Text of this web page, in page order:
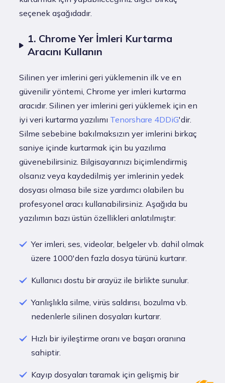
seçenek aşağıdadır.
1. Chrome Yer İmleri Kurtarma
Aracını Kullanın
Silinen yer imlerini geri yüklemenin ilk ve en
güvenilir yöntemi, Chrome yer imleri kurtarma
aracıdır. Silinen yer imlerini geri yüklemek için en
iyi veri kurtarma yazılımı Tenorshare 4DDiG'dir.
Silme sebebine bakılmaksızın yer imlerini birkaç
saniye içinde kurtarmak için bu yazılıma
güvenebilirsiniz. Bilgisayarınızı biçimlendirmiş
olsanız veya kaydedilmiş yer imlerinin yedek
dosyası olmasa bile size yardımcı olabilen bu
profesyonel aracı kullanabilirsiniz. Aşağıda bu
yazılımın bazı üstün özellikleri anlatılmıştır:
Yer imleri, ses, videolar, belgeler vb. dahil olmak
üzere 1000'den fazla dosya türünü kurtarır.
Kullanıcı dostu bir arayüz ile birlikte sunulur.
Yanlışlıkla silme, virüs saldırısı, bozulma vb.
nedenlerle silinen dosyaları kurtarır.
Hızlı bir iyileştirme oranı ve başarı oranına
sahiptir.
Kayıp dosyaları taramak için gelişmiş bir